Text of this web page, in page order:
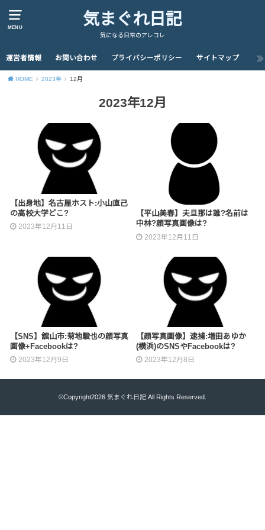
MENU 気まぐれ日記
気になる日常のアレコレ
運営者情報 お問い合わせ プライバシーポリシー サイトマップ
HOME 2023年 12月
2023年12月
【出身地】名古屋ホスト:小山直己
の高校大学どこ?
2023年12月11日
【平山美春】夫旦那は誰?名前は
中林?顔写真画像は?
2023年12月11日
【SNS】舘山市:菊地駿也の顔写真
画像+Facebookは?
2023年12月9日
【顔写真画像】逮捕:増田あゆか
(横浜)のSNSやFacebookは?
2023年12月8日
©Copyright2026 気まぐれ日記.All Rights Reserved.